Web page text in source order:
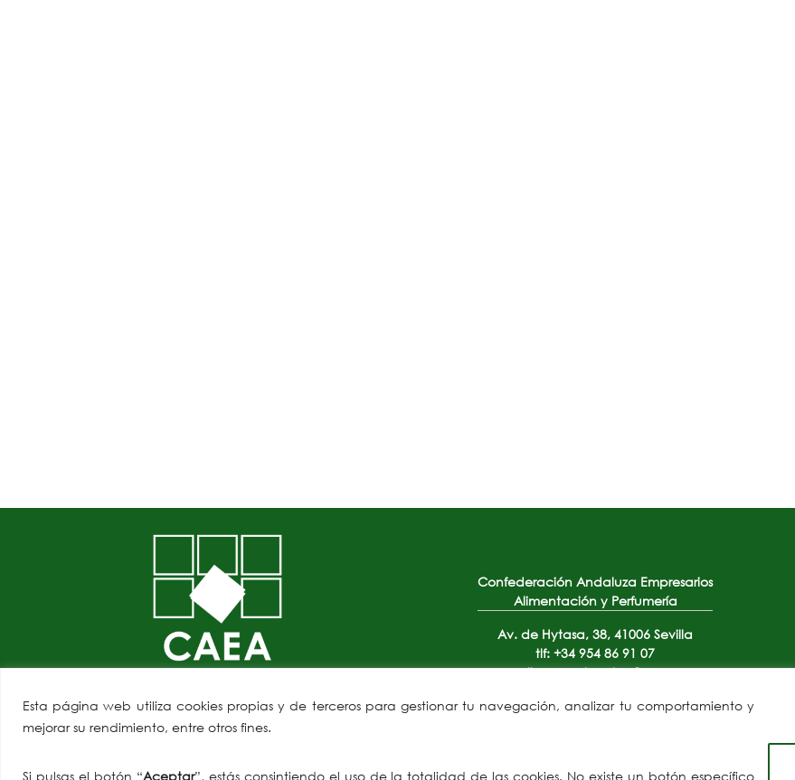
Esta página web utiliza cookies propias y de terceros para gestionar tu navegación, analizar tu comportamiento y
mejorar su rendimiento, entre otros fines.
Si pulsas el botón “Aceptar”, estás consintiendo el uso de la totalidad de las cookies. No existe un botón específico
Confederación Andaluza Empresarios
Alimentación y Perfumería
Av. de Hytasa, 38, 41006 Sevilla
tlf: +34 954 86 91 07
email: comunicacion@caea.es